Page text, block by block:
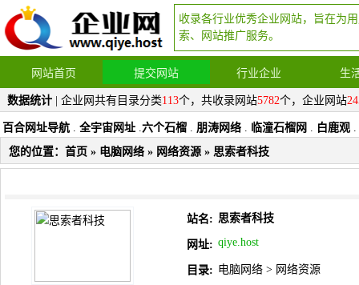
收录各行业优秀企业网站，旨在为
索、网站推广服务。
网站首页 提交网站 行业企业 生
数据统计 | 企业网共有目录分类113个，共收录网站5782个，企业网站
百合网址导航 . 全宇宙网址 .六个石榴 . 朋涛网络 . 临潼石榴网 . 白鹿观 .
您的位置： 首页 » 电脑网络 » 网络资源 » 思索者科技
站名: 思索者科技
网址: qiye.host
目录: 电脑网络 > 网络资源